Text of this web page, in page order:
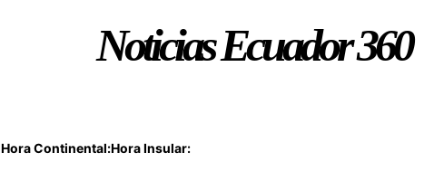
Noticias Ecuador 360
Hora Continental:Hora Insular: